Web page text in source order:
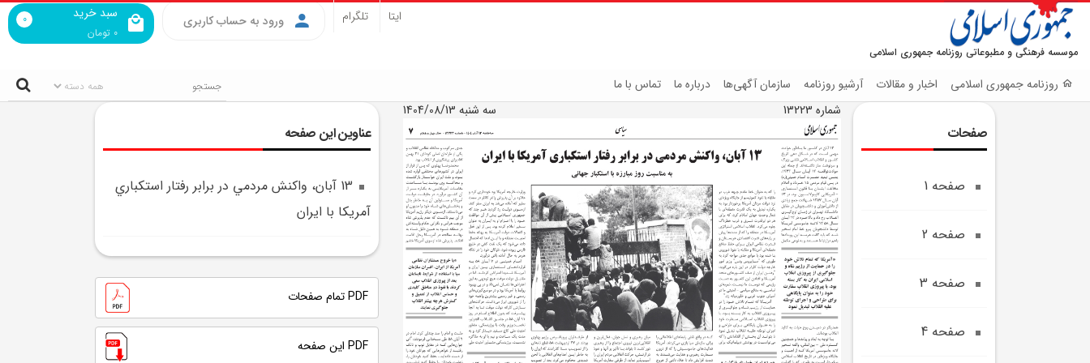
موسسه فرهنگی و مطبوعاتی روزنامه جمهوری اسلامی
سبد خرید
0 تومان
0 ورود به حساب کاربری ایتا تلگرام
روزنامه جمهوری اسلامی اخبار و مقالات آرشیو روزنامه سازمان آگهی‌ها درباره ما تماس با ما
صفحات
صفحه 1
صفحه 2
صفحه 3
صفحه 4
شماره 13223 سه شنبه 1404/08/13
عناوین این صفحه
13 آبان، واکنش مردمي در برابر رفتار استکباري
آمريکا با ايران
PDF تمام صفحات
PDF این صفحه